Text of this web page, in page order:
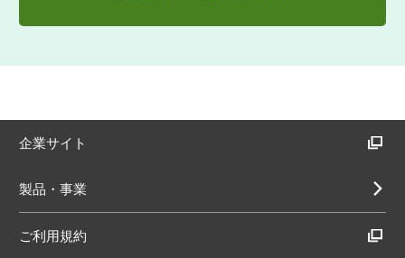
企業サイト
製品・事業
ご利用規約